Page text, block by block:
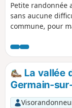
Petite randonnée
sans aucune
commune, pour
commune.
La vallée
Germain-